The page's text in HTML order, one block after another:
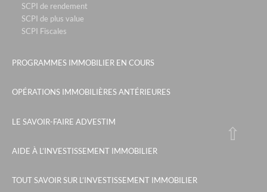
SCPI de rendement
SCPI de plus value
SCPI Fiscales
PROGRAMMES IMMOBILIER EN COURS
OPÉRATIONS IMMOBILIÈRES ANTÉRIEURES
LE SAVOIR-FAIRE ADVESTIM
AIDE À L’INVESTISSEMENT IMMOBILIER
TOUT SAVOIR SUR L’INVESTISSEMENT IMMOBILIER